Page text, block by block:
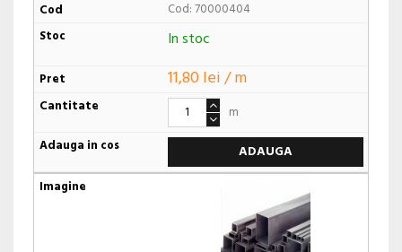
Cod: 70000404
In stoc
11,80 lei / m
m
ADAUGA